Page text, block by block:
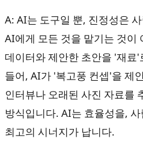
A: AI는 도구일 뿐, 진정성은
AI에게 모든 것을 맡기는 것이
데이터와 제안한 초안을 '재료
들어, AI가 '복고풍 컨셉'을 제
인터뷰나 오래된 사진 자료를
방식입니다. AI는 효율성을,
최고의 시너지가 납니다.